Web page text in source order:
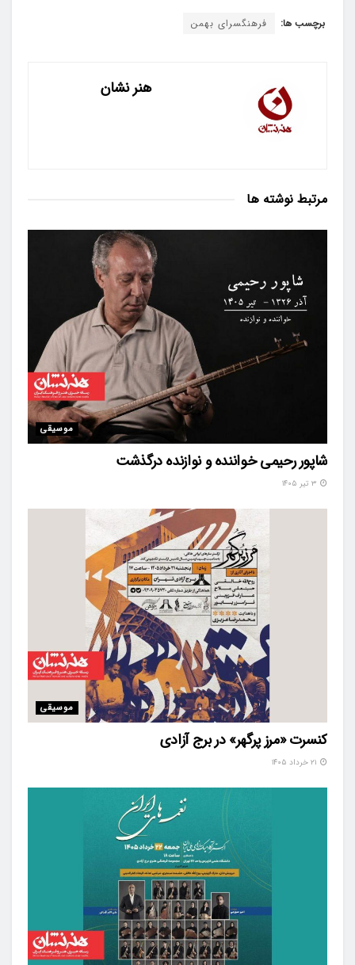
برچسب ها: فرهنگسرای بهمن
هنر نشان
مرتبط نوشته ها
موسیقی
شاپور رحیمی خواننده و نوازنده درگذشت
موسیقی
کنسرت «مرز پرگهر» در برج آزادی